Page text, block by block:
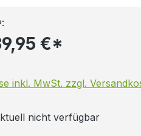
€*
inkl. MwSt. zzgl.
nicht verfügbar